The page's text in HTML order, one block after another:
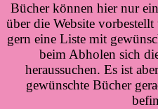
Bücher können hier nur
über die Website
gern eine Liste mit
beim Abholen sich
heraussuchen. Es ist
gewünschte Bücher